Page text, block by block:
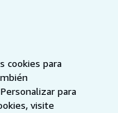
cookies para
para
visite